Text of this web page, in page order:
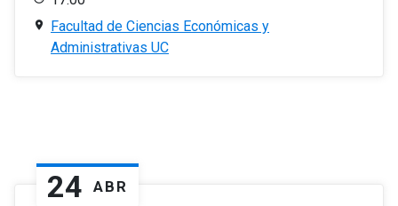
Facultad de Ciencias Económicas y
Administrativas UC
24 ABR